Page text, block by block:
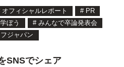
オフィシャルレポート # PR
ぼう # みんなで卒論発表会
ジャパン
SNSでシェア